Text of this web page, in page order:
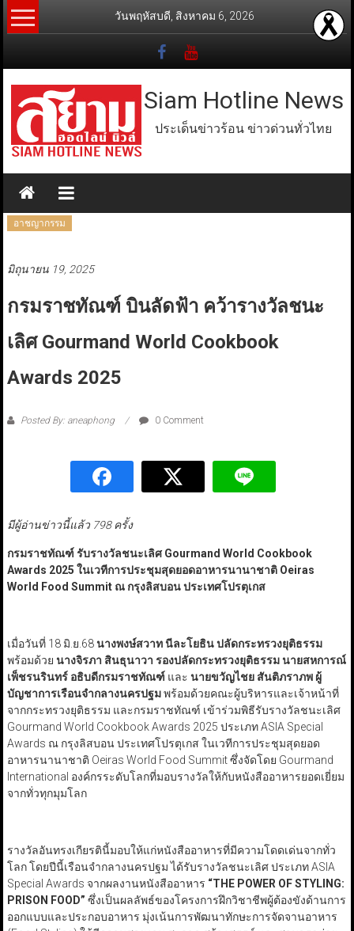
Skip
to
วันพฤหัสบดี, สิงหาคม 6, 2026
Siam Hotline News
ประเด็นข่าวร้อน ข่าวด่วนทั่วไทย
อาชญากรรม
มิถุนายน 19, 2025
กรมราชทัณฑ์ บินลัดฟ้า คว้ารางวัลชนะ
เลิศ Gourmand World Cookbook
Awards 2025
Posted By: aneaphong 0 Comment
มีผู้อ่านข่าวนี้แล้ว 798 ครั้ง
กรมราชทัณฑ์ รับรางวัลชนะเลิศ Gourmand World Cookbook
Awards 2025 ในเวทีการประชุมสุดยอดอาหารนานาชาติ Oeiras
World Food Summit ณ กรุงลิสบอน ประเทศโปรตุเกส
เมื่อวันที่ 18 มิ.ย.68นางพงษ์สวาท นีละโยธิน ปลัดกระทรวงยุติธรรม
พร้อมด้วย นางจิรภา สินธุนาวา รองปลัดกระทรวงยุติธรรม นายสหการณ์
เพ็ชรนรินทร์ อธิบดีกรมราชทัณฑ์ และ นายขวัญไชย สันติภราภพ ผู้
บัญชาการเรือนจำกลางนครปฐมพร้อมด้วยคณะผู้บริหารและเจ้าหน้าที่
จากกระทรวงยุติธรรม และกรมราชทัณฑ์ เข้าร่วมพิธีรับรางวัลชนะเลิศ
Gourmand World Cookbook Awards 2025 ประเภท ASIA Special
Awards ณ กรุงลิสบอน ประเทศโปรตุเกส ในเวทีการประชุมสุดยอด
อาหารนานาชาติ Oeiras World Food Summit ซึ่งจัดโดย Gourmand
International องค์กรระดับโลกที่มอบรางวัลให้กับหนังสืออาหารยอดเยี่ยม
จากทั่วทุกมุมโลก
รางวัลอันทรงเกียรตินี้มอบให้แก่หนังสืออาหารที่มีความโดดเด่นจากทั่ว
โลก โดยปีนี้เรือนจำกลางนครปฐม ได้รับรางวัลชนะเลิศ ประเภท ASIA
Special Awards จากผลงานหนังสืออาหาร “THE POWER OF STYLING:
PRISON FOOD” ซึ่งเป็นผลลัพธ์ของโครงการฝึกวิชาชีพผู้ต้องขังด้านการ
ออกแบบและประกอบอาหาร มุ่งเน้นการพัฒนาทักษะการจัดจานอาหาร